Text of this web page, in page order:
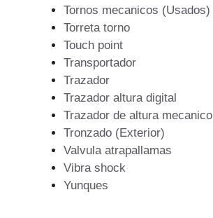
Tornos mecanicos (Usados)
Torreta torno
Touch point
Transportador
Trazador
Trazador altura digital
Trazador de altura mecanico
Tronzado (Exterior)
Valvula atrapallamas
Vibra shock
Yunques